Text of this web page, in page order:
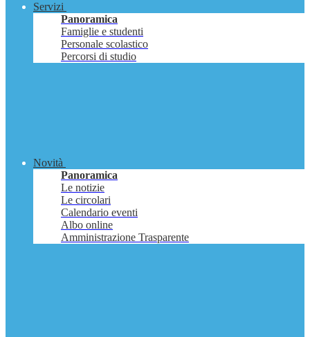
Servizi
Panoramica
Famiglie e studenti
Personale scolastico
Percorsi di studio
Novità
Panoramica
Le notizie
Le circolari
Calendario eventi
Albo online
Amministrazione Trasparente